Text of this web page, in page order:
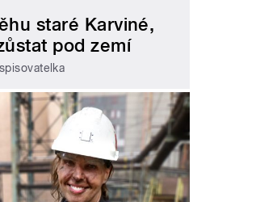
staré Karviné,
pod zemí